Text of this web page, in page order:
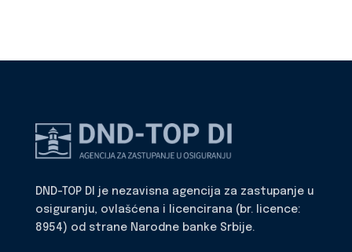
DND-TOP DI je nezavisna agencija za zastupanje u
osiguranju, ovlašćena i licencirana (br. licence:
8954) od strane Narodne banke Srbije.